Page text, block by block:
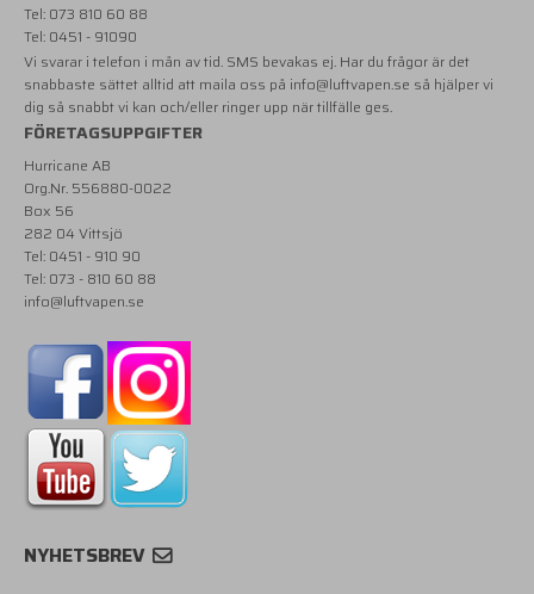
Tel: 073 810 60 88
Tel: 0451 - 91090
Vi svarar i telefon i mån av tid. SMS bevakas ej. Har du frågor är det
snabbaste sättet alltid att maila oss på info@luftvapen.se så hjälper vi
dig så snabbt vi kan och/eller ringer upp när tillfälle ges.
FÖRETAGSUPPGIFTER
Hurricane AB
Org.Nr. 556880-0022
Box 56
282 04 Vittsjö
Tel: 0451 - 910 90
Tel: 073 - 810 60 88
info@luftvapen.se
NYHETSBREV